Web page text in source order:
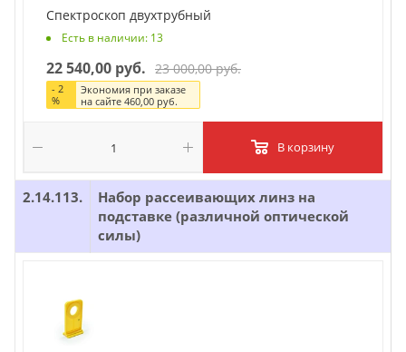
Спектроскоп двухтрубный
Есть в наличии: 13
22 540,00 руб. 23 000,00 руб.
- 2
%
Экономия при заказе
на сайте460,00 руб.
В корзину
2.14.113.
Набор рассеивающих линз на
подставке (различной оптической
силы)